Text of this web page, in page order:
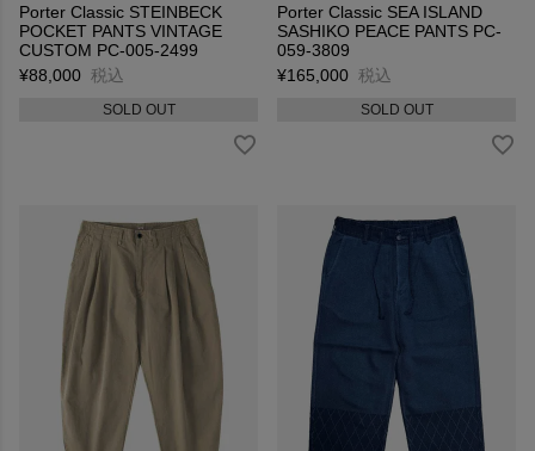
Porter Classic STEINBECK
POCKET PANTS VINTAGE
CUSTOM PC-005-2499
¥88,000 税込
SOLD OUT
Porter Classic SEA ISLAND
SASHIKO PEACE PANTS PC-
059-3809
¥165,000 税込
SOLD OUT